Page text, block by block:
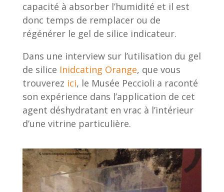
capacité à absorber l’humidité et il est
donc temps de remplacer ou de
régénérer le gel de silice indicateur.
Dans une interview sur l’utilisation du gel
de silice Inidcating Orange, que vous
trouverez ici, le Musée Peccioli a raconté
son expérience dans l’application de cet
agent déshydratant en vrac à l’intérieur
d’une vitrine particulière.